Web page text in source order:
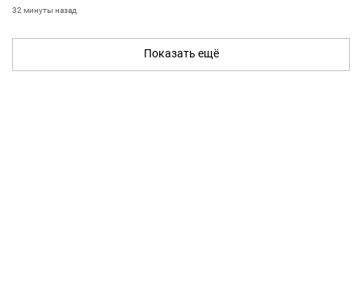
32 минуты назад
Показать ещё